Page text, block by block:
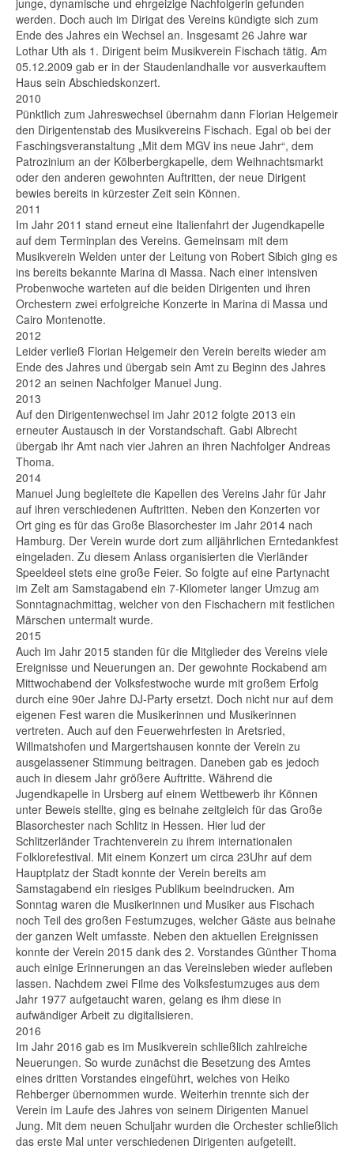
junge, dynamische und ehrgeizige Nachfolgerin gefunden
werden. Doch auch im Dirigat des Vereins kündigte sich zum
Ende des Jahres ein Wechsel an. Insgesamt 26 Jahre war
Lothar Uth als 1. Dirigent beim Musikverein Fischach tätig. Am
05.12.2009 gab er in der Staudenlandhalle vor ausverkauftem
Haus sein Abschiedskonzert.
2010
Pünktlich zum Jahreswechsel übernahm dann Florian Helgemeir
den Dirigentenstab des Musikvereins Fischach. Egal ob bei der
Faschingsveranstaltung „Mit dem MGV ins neue Jahr“, dem
Patrozinium an der Kölberbergkapelle, dem Weihnachtsmarkt
oder den anderen gewohnten Auftritten, der neue Dirigent
bewies bereits in kürzester Zeit sein Können.
2011
Im Jahr 2011 stand erneut eine Italienfahrt der Jugendkapelle
auf dem Terminplan des Vereins. Gemeinsam mit dem
Musikverein Welden unter der Leitung von Robert Sibich ging es
ins bereits bekannte Marina di Massa. Nach einer intensiven
Probenwoche warteten auf die beiden Dirigenten und ihren
Orchestern zwei erfolgreiche Konzerte in Marina di Massa und
Cairo Montenotte.
2012
Leider verließ Florian Helgemeir den Verein bereits wieder am
Ende des Jahres und übergab sein Amt zu Beginn des Jahres
2012 an seinen Nachfolger Manuel Jung.
2013
Auf den Dirigentenwechsel im Jahr 2012 folgte 2013 ein
erneuter Austausch in der Vorstandschaft. Gabi Albrecht
übergab ihr Amt nach vier Jahren an ihren Nachfolger Andreas
Thoma.
2014
Manuel Jung begleitete die Kapellen des Vereins Jahr für Jahr
auf ihren verschiedenen Auftritten. Neben den Konzerten vor
Ort ging es für das Große Blasorchester im Jahr 2014 nach
Hamburg. Der Verein wurde dort zum alljährlichen Erntedankfest
eingeladen. Zu diesem Anlass organisierten die Vierländer
Speeldeel stets eine große Feier. So folgte auf eine Partynacht
im Zelt am Samstagabend ein 7-Kilometer langer Umzug am
Sonntagnachmittag, welcher von den Fischachern mit festlichen
Märschen untermalt wurde.
2015
Auch im Jahr 2015 standen für die Mitglieder des Vereins viele
Ereignisse und Neuerungen an. Der gewohnte Rockabend am
Mittwochabend der Volksfestwoche wurde mit großem Erfolg
durch eine 90er Jahre DJ-Party ersetzt. Doch nicht nur auf dem
eigenen Fest waren die Musikerinnen und Musikerinnen
vertreten. Auch auf den Feuerwehrfesten in Aretsried,
Willmatshofen und Margertshausen konnte der Verein zu
ausgelassener Stimmung beitragen. Daneben gab es jedoch
auch in diesem Jahr größere Auftritte. Während die
Jugendkapelle in Ursberg auf einem Wettbewerb ihr Können
unter Beweis stellte, ging es beinahe zeitgleich für das Große
Blasorchester nach Schlitz in Hessen. Hier lud der
Schlitzerländer Trachtenverein zu ihrem internationalen
Folklorefestival. Mit einem Konzert um circa 23Uhr auf dem
Hauptplatz der Stadt konnte der Verein bereits am
Samstagabend ein riesiges Publikum beeindrucken. Am
Sonntag waren die Musikerinnen und Musiker aus Fischach
noch Teil des großen Festumzuges, welcher Gäste aus beinahe
der ganzen Welt umfasste. Neben den aktuellen Ereignissen
konnte der Verein 2015 dank des 2. Vorstandes Günther Thoma
auch einige Erinnerungen an das Vereinsleben wieder aufleben
lassen. Nachdem zwei Filme des Volksfestumzuges aus dem
Jahr 1977 aufgetaucht waren, gelang es ihm diese in
aufwändiger Arbeit zu digitalisieren.
2016
Im Jahr 2016 gab es im Musikverein schließlich zahlreiche
Neuerungen. So wurde zunächst die Besetzung des Amtes
eines dritten Vorstandes eingeführt, welches von Heiko
Rehberger übernommen wurde. Weiterhin trennte sich der
Verein im Laufe des Jahres von seinem Dirigenten Manuel
Jung. Mit dem neuen Schuljahr wurden die Orchester schließlich
das erste Mal unter verschiedenen Dirigenten aufgeteilt.